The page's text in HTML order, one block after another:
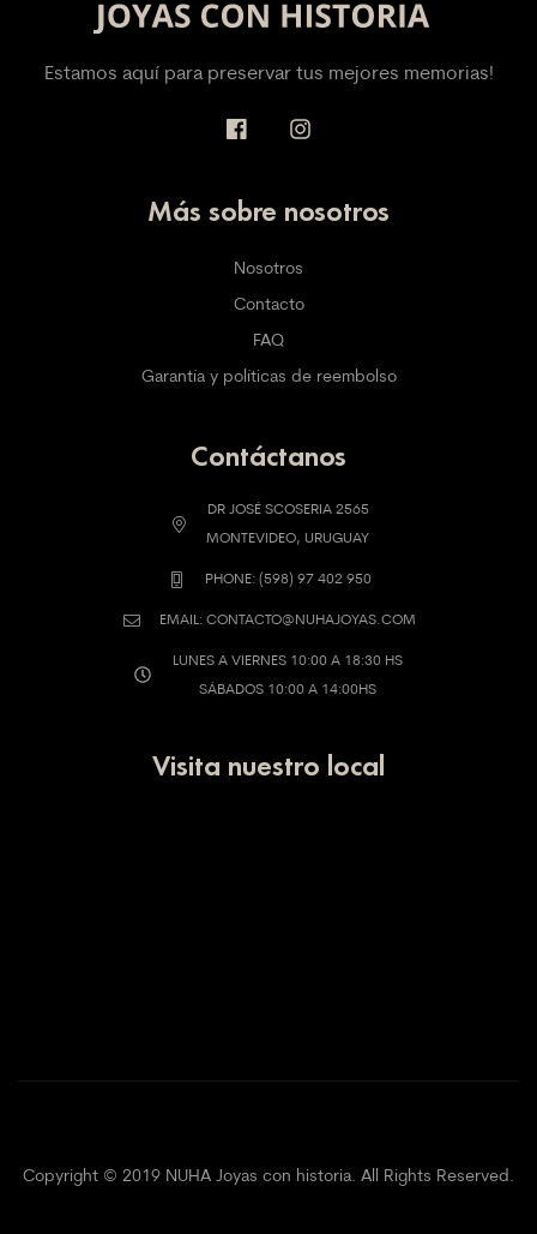
Estamos aquí para preservar tus mejores memorias!
Más sobre nosotros
Nosotros
Contacto
FAQ
Garantía y políticas de reembolso
Contáctanos
DR JOSÉ SCOSERIA 2565
MONTEVIDEO, URUGUAY
PHONE: (598) 97 402 950
EMAIL: CONTACTO@NUHAJOYAS.COM
LUNES A VIERNES 10:00 A 18:30 HS
SÁBADOS 10:00 A 14:00HS
Visita nuestro local
Copyright © 2019 NUHA Joyas con historia. All Rights Reserved.